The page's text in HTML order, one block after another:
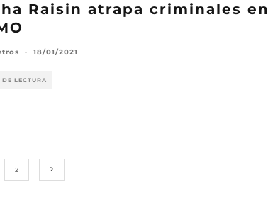
Raisin atrapa criminales en
· 18/01/2021
LECTURA
2